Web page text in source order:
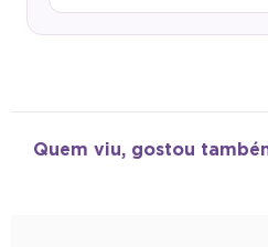
Quem viu, gostou